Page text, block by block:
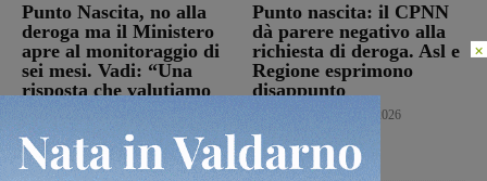
Punto Nascita, no alla
deroga ma il Ministero
apre al monitoraggio di
sei mesi. Vadi: “Una
risposta che valutiamo
con prudenza”
Cronaca 6 Agosto 2026
Punto nascita: il CPNN
dà parere negativo alla
richiesta di deroga. Asl e
Regione esprimono
disappunto
6 Agosto 2026
×